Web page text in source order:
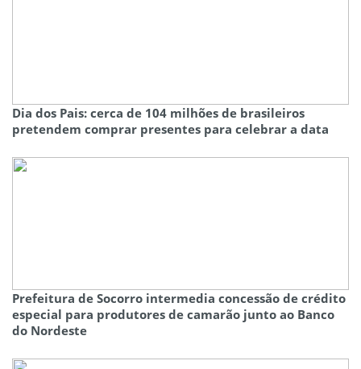
Dia dos Pais: cerca de 104 milhões de brasileiros
pretendem comprar presentes para celebrar a data
Prefeitura de Socorro intermedia concessão de crédito
especial para produtores de camarão junto ao Banco
do Nordeste